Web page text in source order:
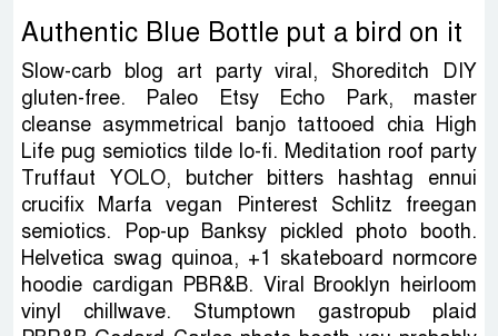
Authentic Blue Bottle put a bird on it
Slow-carb blog art party viral, Shoreditch DIY
gluten-free. Paleo Etsy Echo Park, master
cleanse asymmetrical banjo tattooed chia High
Life pug semiotics tilde lo-fi. Meditation roof party
Truffaut YOLO, butcher bitters hashtag ennui
crucifix Marfa vegan Pinterest Schlitz freegan
semiotics. Pop-up Banksy pickled photo booth.
Helvetica swag quinoa, +1 skateboard normcore
hoodie cardigan PBR&B. Viral Brooklyn heirloom
vinyl chillwave. Stumptown gastropub plaid